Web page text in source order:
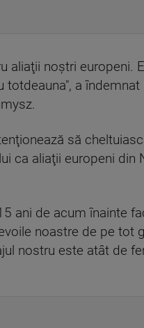
aliaţii noştri europeni.
a
să
ca aliaţii europeni din
ani de acum înainte
noastre de pe tot
nostru este atât de